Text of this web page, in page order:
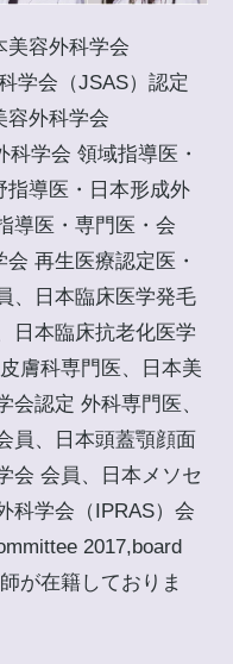
美容外科学会
学会（JSAS）認定
容外科学会
科学会 領域指導医・
指導医・日本形成外
導医・専門医・会
再生医療認定医・
、日本臨床医学発毛
日本臨床抗老化医学
膚科専門医、日本美
認定 外科専門医、
員、日本頭蓋顎顔面
会 会員、日本メソセ
科学会（IPRAS）会
2017,board
が在籍しておりま